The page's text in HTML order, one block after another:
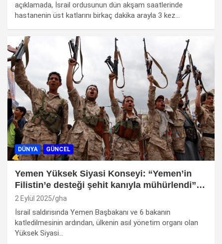
açıklamada, İsrail ordusunun dün akşam saatlerinde
hastanenin üst katlarını birkaç dakika arayla 3 kez…
DÜNYA GÜNCEL
Yemen Yüksek Siyasi Konseyi: “Yemen’in
Filistin’e desteği şehit kanıyla mühürlendi”…
2 Eylül 2025 gha
İsrail saldırısında Yemen Başbakanı ve 6 bakanın
katledilmesinin ardından, ülkenin asıl yönetim organı olan
Yüksek Siyasi…